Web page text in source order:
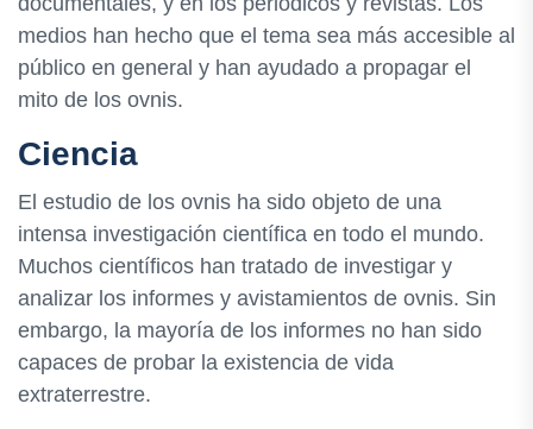
medios han hecho que el tema sea más accesible al
público en general y han ayudado a propagar el
mito de los ovnis.
Ciencia
El estudio de los ovnis ha sido objeto de una
intensa investigación científica en todo el mundo.
Muchos científicos han tratado de investigar y
analizar los informes y avistamientos de ovnis. Sin
embargo, la mayoría de los informes no han sido
capaces de probar la existencia de vida
extraterrestre.